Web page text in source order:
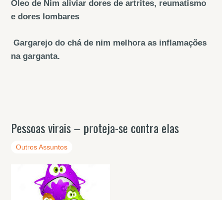
Óleo de Nim aliviar dores de artrites, reumatismo
e dores lombares
Gargarejo do chá de nim melhora as inflamações
na garganta.
Pessoas virais – proteja-se contra elas
Outros Assuntos